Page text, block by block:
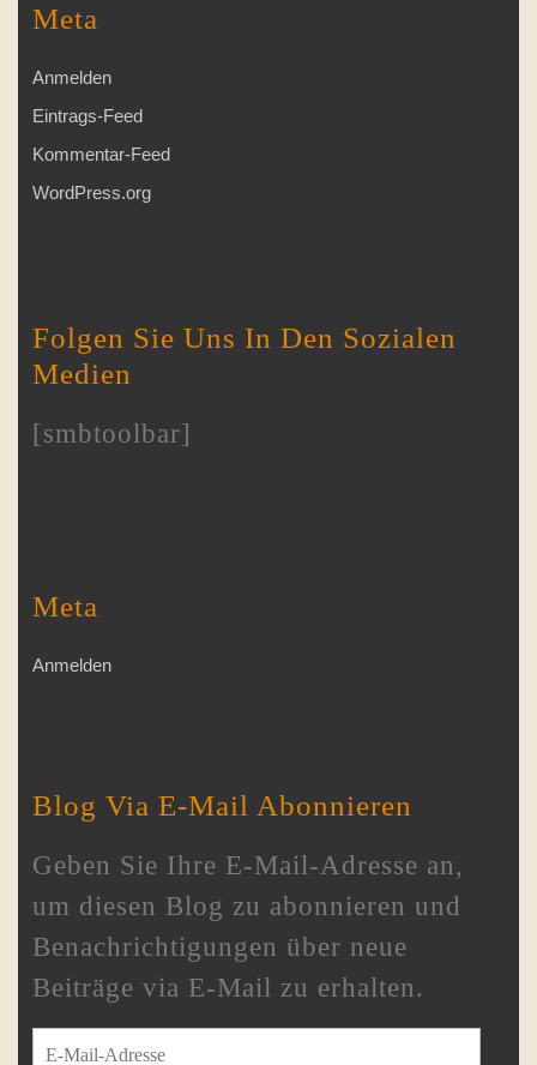
Meta
Anmelden
Eintrags-Feed
Kommentar-Feed
WordPress.org
Folgen Sie Uns In Den Sozialen
Medien
[smbtoolbar]
Meta
Anmelden
Blog Via E-Mail Abonnieren
Geben Sie Ihre E-Mail-Adresse an,
um diesen Blog zu abonnieren und
Benachrichtigungen über neue
Beiträge via E-Mail zu erhalten.
E-Mail-Adresse